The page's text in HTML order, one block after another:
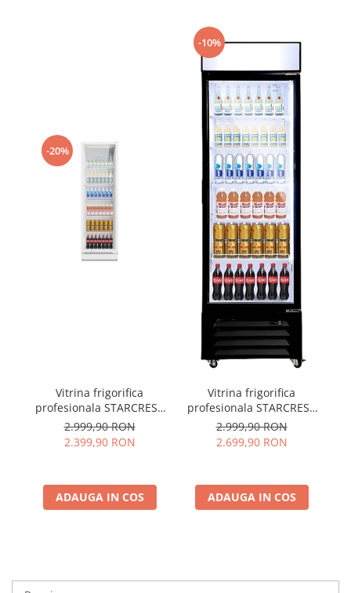
-20%
Vitrina frigorifica
profesionala STARCREST
SPS-351WH, 350 L,
Termostat reglabil,
Iluminare LED, H 194.5
2.999,90 RON
2.399,90 RON
ADAUGA IN COS
-10%
Vitrina frigorifica
profesionala STARCREST
SPS-360DC, 360 L, Caseta
luminoasa, Display
Temperatura, Panou
Iluminare LED, Roti, H 195
cm
2.999,90 RON
2.699,90 RON
ADAUGA IN COS